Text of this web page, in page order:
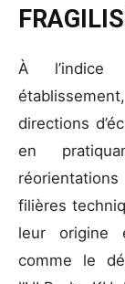
À l’indice
directions
en
filières
leur origine
comme le